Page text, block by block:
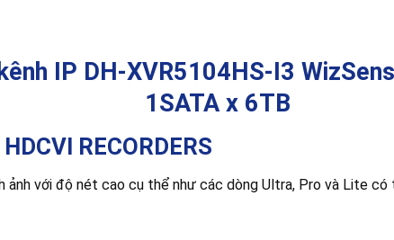
IP DH-XVR5104HS-I3
1SATA x 6TB
RECORDERS
ảnh với độ nét cao cụ thể như các dòng Ultra, Pro và Lite